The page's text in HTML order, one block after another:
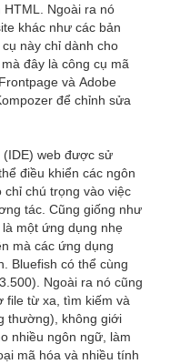
Ngoài ra nó
khác như các bản
này chỉ dành cho
đây là công cụ mã
và Adobe
để chỉnh sửa
(IDE) web được sử
điều khiển các ngôn
chú trọng vào việc
tác. Cũng giống như
một ứng dụng nhẹ
mà các ứng dụng
Bluefish có thể cùng
Ngoài ra nó cũng
file từ xa, tìm kiếm và
thường), không giới
nhiều ngôn ngữ, làm
mã hóa và nhiều tính